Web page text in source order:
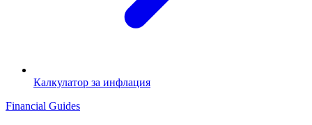
Калкулатор за инфлация
Financial Guides